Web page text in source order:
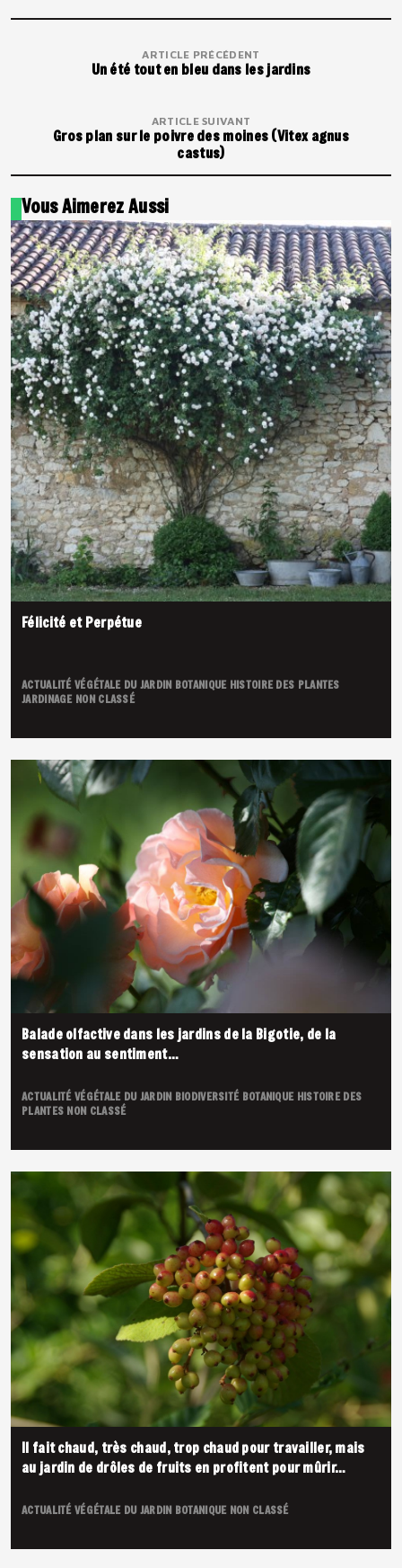
ARTICLE PRÉCÉDENT
Un été tout en bleu dans les jardins
ARTICLE SUIVANT
Gros plan sur le poivre des moines (Vitex agnus
castus)
Vous Aimerez Aussi
Félicité et Perpétue
ACTUALITÉ VÉGÉTALE DU JARDIN BOTANIQUE HISTOIRE DES PLANTES
JARDINAGE NON CLASSÉ
Balade olfactive dans les jardins de la Bigotie, de la
sensation au sentiment…
ACTUALITÉ VÉGÉTALE DU JARDIN BIODIVERSITÉ BOTANIQUE HISTOIRE DES
PLANTES NON CLASSÉ
Il fait chaud, très chaud, trop chaud pour travailler, mais
au jardin de drôles de fruits en profitent pour mûrir…
ACTUALITÉ VÉGÉTALE DU JARDIN BOTANIQUE NON CLASSÉ